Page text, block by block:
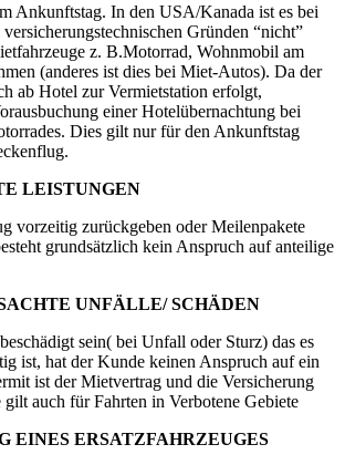
Ankunftstag. In den USA/Kanada ist es bei
Gründen “nicht”
z. B.Motorrad, Wohnmobil am
(anderes ist dies bei Miet-Autos). Da der
ab Hotel zur Vermietstation erfolgt,
einer Hotelübernachtung bei
Dies gilt nur für den Ankunftstag
LEISTUNGEN
vorzeitig zurückgeben oder Meilenpakete
grundsätzlich kein Anspruch auf anteilige
UNFÄLLE/ SCHÄDEN
sein( bei Unfall oder Sturz) das es
ist, hat der Kunde keinen Anspruch auf ein
ist der Mietvertrag und die Versicherung
gilt auch für Fahrten in Verbotene Gebiete
EINES ERSATZFAHRZEUGES